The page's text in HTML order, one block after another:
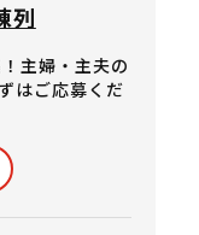
列
主婦・主夫の
はご応募くだ